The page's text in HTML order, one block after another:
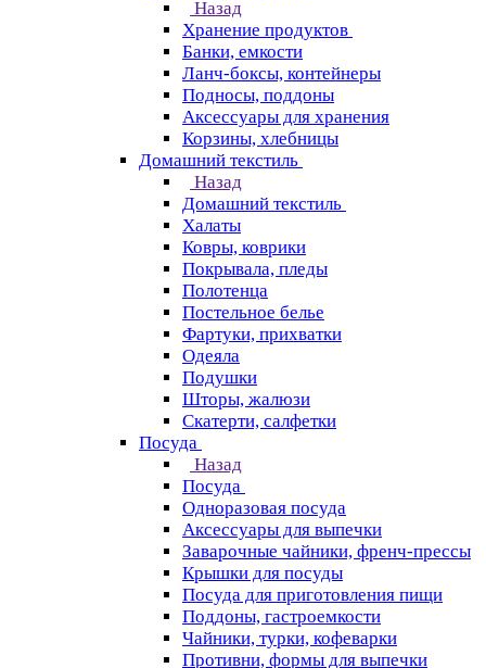
Назад
Хранение продуктов
Банки, емкости
Ланч-боксы, контейнеры
Подносы, поддоны
Аксессуары для хранения
Корзины, хлебницы
Домашний текстиль
Назад
Домашний текстиль
Халаты
Ковры, коврики
Покрывала, пледы
Полотенца
Постельное белье
Фартуки, прихватки
Одеяла
Подушки
Шторы, жалюзи
Скатерти, салфетки
Посуда
Назад
Посуда
Одноразовая посуда
Аксессуары для выпечки
Заварочные чайники, френч-прессы
Крышки для посуды
Посуда для приготовления пищи
Поддоны, гастроемкости
Чайники, турки, кофеварки
Противни, формы для выпечки